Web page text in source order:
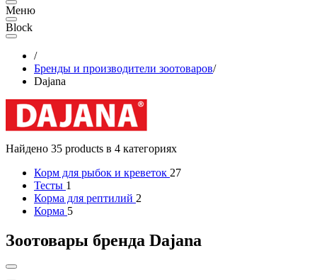
Меню
Block
/
Бренды и производители зоотоваров/
Dajana
Найдено 35 products в 4 категориях
Корм для рыбок и креветок 27
Тесты 1
Корма для рептилий 2
Корма 5
Зоотовары бренда Dajana